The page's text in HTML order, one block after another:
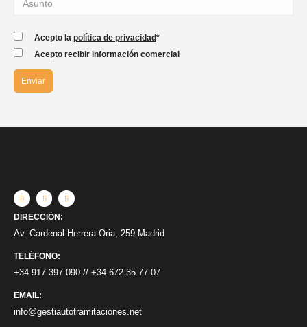
Acepto la política de privacidad*
Acepto recibir información comercial
DIRECCIÓN:
Av. Cardenal Herrera Oria, 259 Madrid
TELÉFONO:
+34 917 397 090 // +34 672 35 77 07
EMAIL:
info@gestiautotramitaciones.net